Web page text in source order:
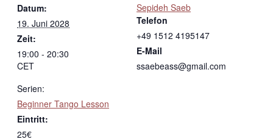
Datum:
19. Juni 2028
Zeit:
19:00 - 20:30
CET
Serien:
Beginner Tango Lesson
Eintritt:
25€
Sepideh Saeb
Telefon
+49 1512 4195147
E-Mail
ssaebeass@gmail.com